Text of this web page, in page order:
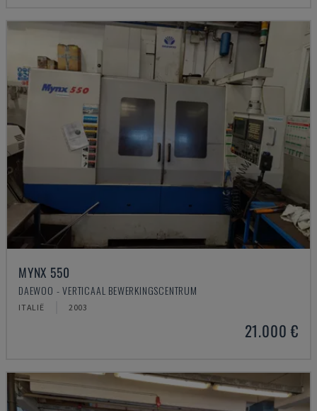
MYNX 550
DAEWOO - VERTICAAL BEWERKINGSCENTRUM
ITALIË 2003
21.000 €